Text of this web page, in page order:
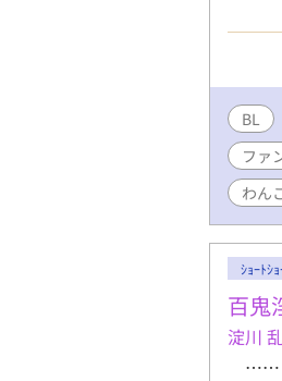
の真
いる
なん
大騒
人間
れな
こで
大公
一人
間)が
を主
BL
ファ
わん
ｼｮｰﾄｼｮ
百鬼
淀川
……